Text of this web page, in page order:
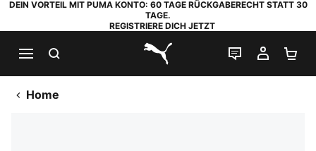
DEIN VORTEIL MIT PUMA KONTO: 60 TAGE RÜCKGABERECHT STATT 30
TAGE.
REGISTRIERE DICH JETZT
PUMA.com
LIVE-CHAT
MEIN
Home